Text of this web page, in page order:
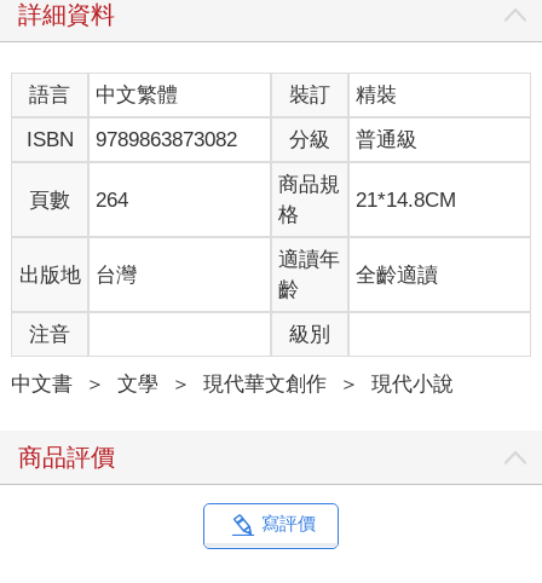
次，摸索著進出浴室，就是不想開燈又看到妻的空床。小桌几隔
開了兩張床，上面放他睡前的書、老花眼鏡和備用的半杯水，桌
几再過去則是她的枕頭和被單，一樣都沒少，看起來好像還在沉
睡著，直到從昏暗中的浴室回來重新躺好，輾轉幾下翻身過去，
聽不見一絲絲動靜，才又不得不相信她真的已經遠在異鄉。
兒子在舊金山找到工作後，她說要去依親，從此住了下來。
幾個月後他不甘寂寞，果決地把這兩張床合併靠攏，再用訂製的
大床罩完整地鋪接起來，還拍了照片寄給她，回了一個頻頻點頭
讚賞的圖像，以為她就被打動了，結果還是不置一語，看來就是
鐵了心不再回來。
修平教授被潑冷水後，為了心裡那一點點自尊，也看不慣自己像
個鰥夫獨睡著大床，才又收掉了新床罩，把她的床推回到原位，
五十歲後她才開始鬧那種老情緒，可見年輕時都在壓抑，跟著他
態，那時從沒聽她喊過一聲苦，怎麼知道那種熱情終究抵不過中
年過後的寂寞，冷卻下來後就撒手不管了。
詳細資料
語言 中文繁體 裝訂
精裝
ISBN
9789863873082 分級 普通級
頁數 264
商品規
格
21*14.8CM
出版地 台灣
適讀年
齡
全齡適讀
注音 級別
中文書 ＞ 文學 ＞ 現代華文創作 ＞ 現代小說
商品評價
寫評價